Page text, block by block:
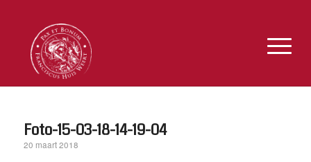
Foto-15-03-18-14-19-04
20 maart 2018